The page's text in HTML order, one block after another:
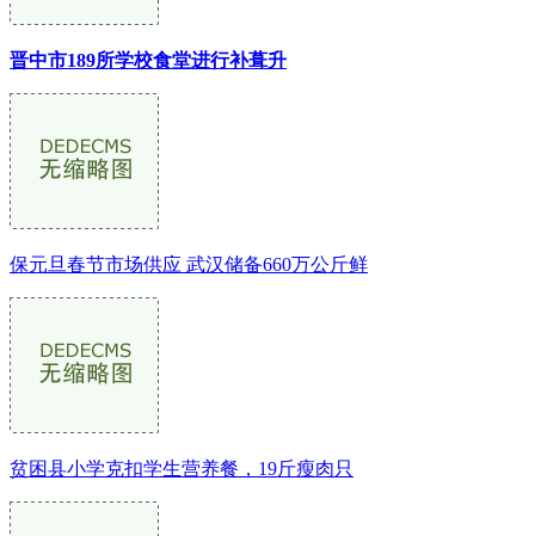
晋中市189所学校食堂进行补葺升
保元旦春节市场供应 武汉储备660万公斤鲜
贫困县小学克扣学生营养餐，19斤瘦肉只